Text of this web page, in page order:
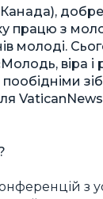
працю з
молоді.
віра і
з